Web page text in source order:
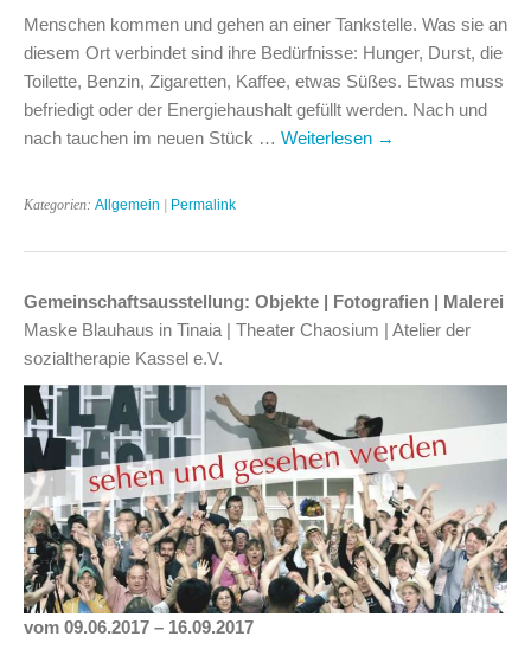
Menschen kommen und gehen an einer Tankstelle. Was sie an
diesem Ort verbindet sind ihre Bedürfnisse: Hunger, Durst, die
Toilette, Benzin, Zigaretten, Kaffee, etwas Süßes. Etwas muss
befriedigt oder der Energiehaushalt gefüllt werden. Nach und
nach tauchen im neuen Stück … Weiterlesen →
Kategorien: Allgemein | Permalink
Gemeinschaftsausstellung: Objekte | Fotografien | Malerei
Maske Blauhaus in Tinaia | Theater Chaosium | Atelier der
sozialtherapie Kassel e.V.
vom 09.06.2017 – 16.09.2017